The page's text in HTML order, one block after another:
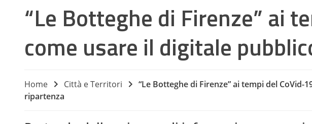
“Le Botteghe di Firenze” ai
come usare il digitale
Home Città e Territori
“Le Botteghe di Firenze” ai tempi del
ripartenza